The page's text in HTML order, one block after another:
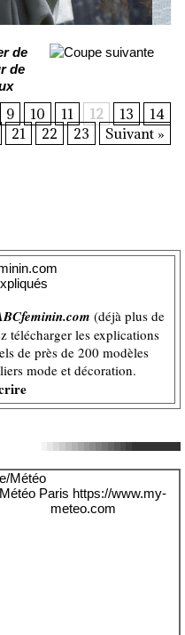
de
de
9 10 11 12 13
14
21 22 23 Suivant »
(déjà plus de
télécharger les explications
de près de 200 modèles
mode et décoration.
Météo Paris https://www.my-
meteo.com